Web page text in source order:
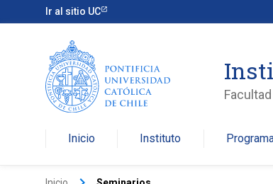
Ir al sitio UC
Inicio Instituto